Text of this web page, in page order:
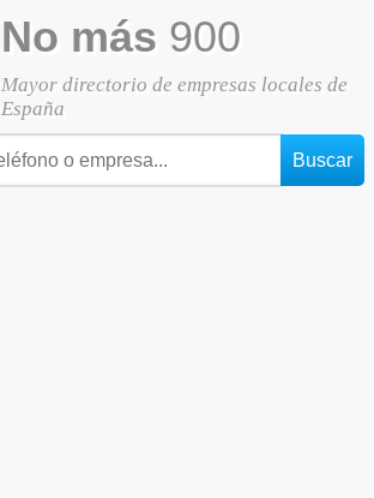
No más 900
Mayor directorio de empresas locales de
España